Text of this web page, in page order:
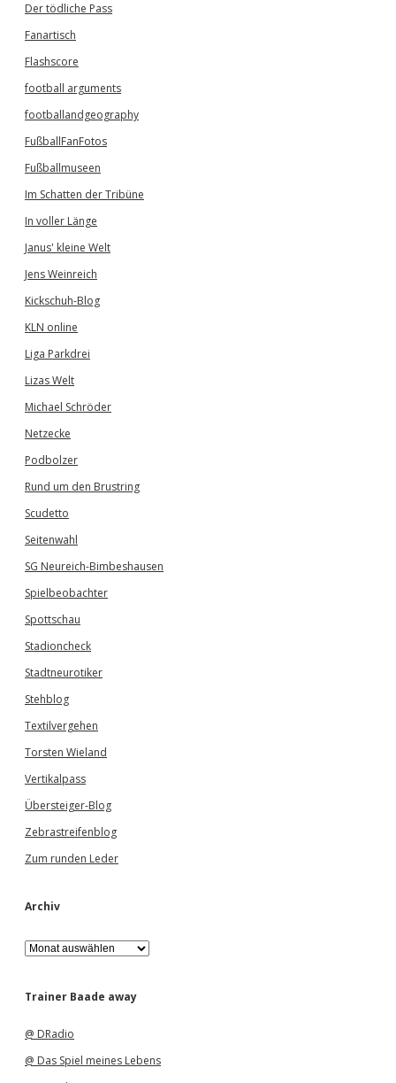
Der tödliche Pass
Fanartisch
Flashscore
football arguments
footballandgeography
FußballFanFotos
Fußballmuseen
Im Schatten der Tribüne
In voller Länge
Janus' kleine Welt
Jens Weinreich
Kickschuh-Blog
KLN online
Liga Parkdrei
Lizas Welt
Michael Schröder
Netzecke
Podbolzer
Rund um den Brustring
Scudetto
Seitenwahl
SG Neureich-Bimbeshausen
Spielbeobachter
Spottschau
Stadioncheck
Stadtneurotiker
Stehblog
Textilvergehen
Torsten Wieland
Vertikalpass
Übersteiger-Blog
Zebrastreifenblog
Zum runden Leder
Archiv
A
r
h
Trainer Baade away
@ DRadio
@ Das Spiel meines Lebens